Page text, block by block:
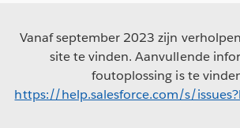
Vanaf september 2023 zijn
site te vinden. Aanvullende
foutoplossing is te
https://help.salesforce.com/s/